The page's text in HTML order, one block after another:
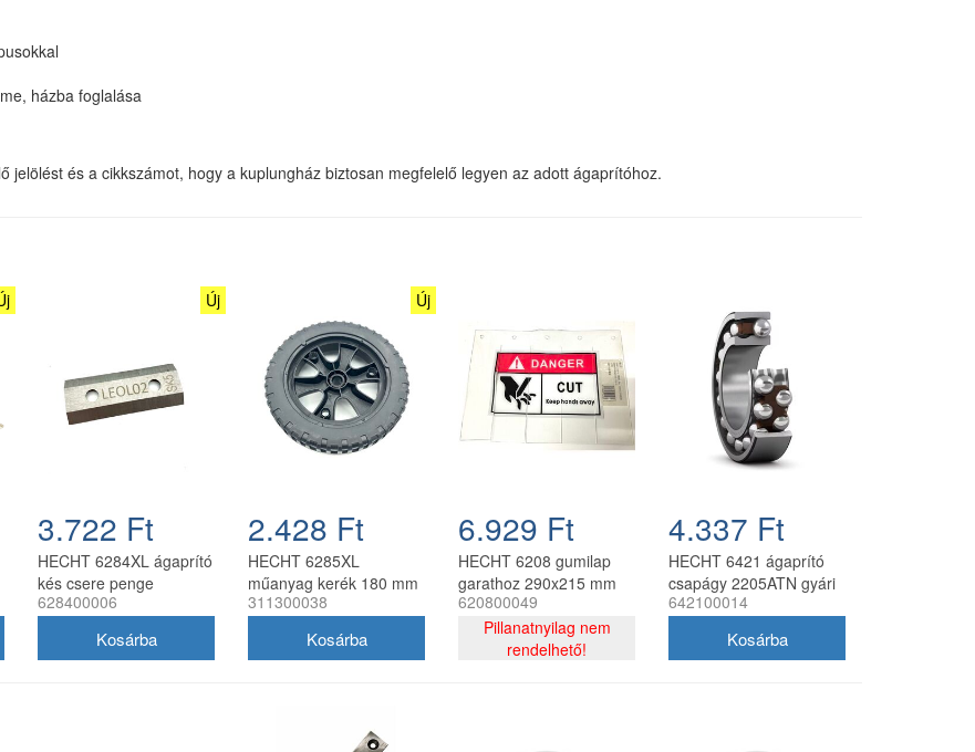
házba foglalása
és a cikkszámot, hogy a kuplungház biztosan megfelelő legyen az adott ágaprítóhoz.
Új
3.722 Ft
HECHT 6284XL ágaprító
kés csere penge
628400006
628400006
Új
2.428 Ft
HECHT 6285XL
műanyag kerék 180 mm
külső átmérővel
311300038
6.929 Ft
HECHT 6208 gumilap
garathoz 290x215 mm
ágaprítóhoz
620800049
Pillanatnyilag nem
rendelhető!
4.337 Ft
HECHT 6421 ágaprító
csapágy 2205ATN gyári
pótalkatrész
642100014